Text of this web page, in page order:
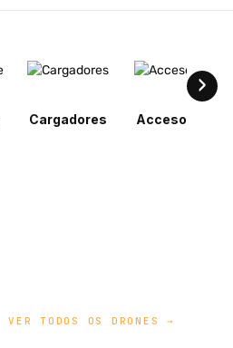
Cargadores Accesorios
VER TODOS OS DRONES →